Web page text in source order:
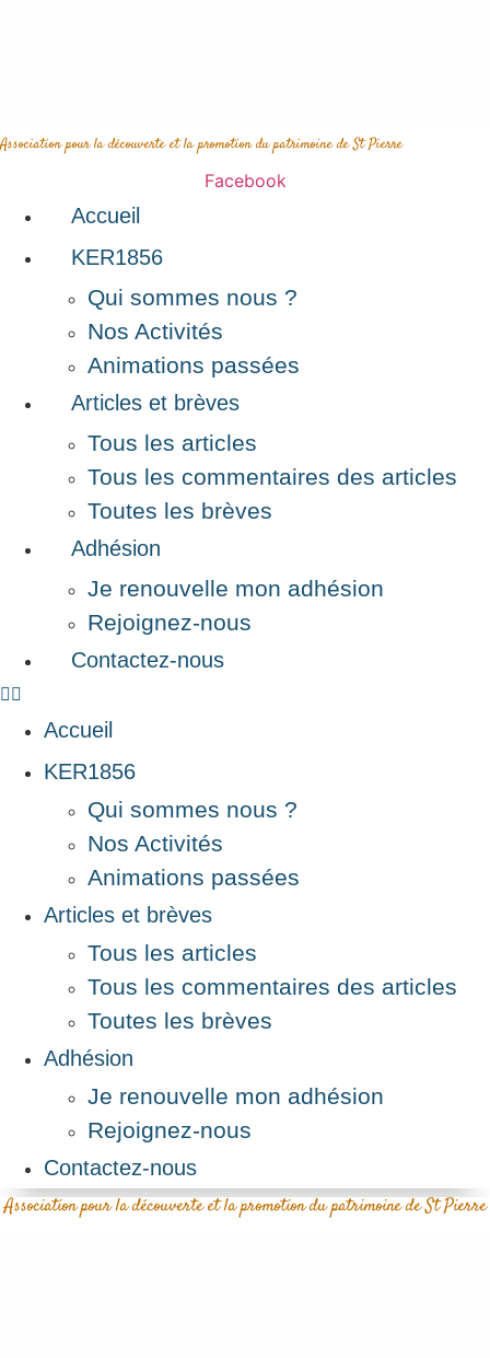
Association pour la découverte et la promotion du patrimoine de St Pierre
Facebook
Accueil
KER1856
Qui sommes nous ?
Nos Activités
Animations passées
Articles et brèves
Tous les articles
Tous les commentaires des articles
Toutes les brèves
Adhésion
Je renouvelle mon adhésion
Rejoignez-nous
Contactez-nous
Accueil
KER1856
Qui sommes nous ?
Nos Activités
Animations passées
Articles et brèves
Tous les articles
Tous les commentaires des articles
Toutes les brèves
Adhésion
Je renouvelle mon adhésion
Rejoignez-nous
Contactez-nous
Association pour la découverte et la promotion du patrimoine de St Pierre